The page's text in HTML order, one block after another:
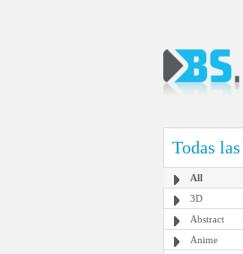
Todas
All
3D
Abstract
Anime